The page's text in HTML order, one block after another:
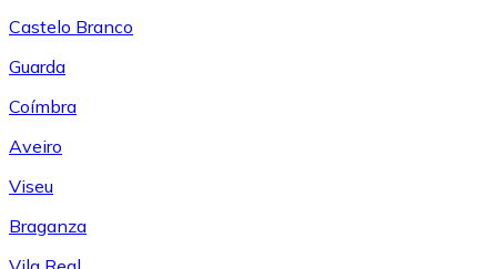
Castelo Branco
Guarda
Coímbra
Aveiro
Viseu
Braganza